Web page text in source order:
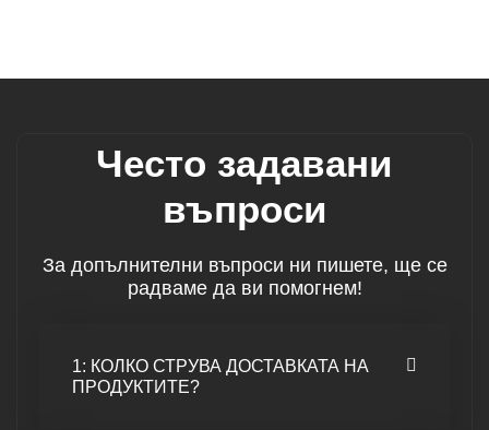
Често задавани
въпроси
За допълнителни въпроси ни пишете, ще се
радваме да ви помогнем!
1: КОЛКО СТРУВА ДОСТАВКАТА НА
ПРОДУКТИТЕ?